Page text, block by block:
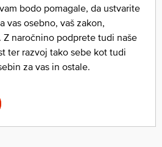
bodo pomagale, da ustvarite
vas osebno, vaš zakon,
Z naročnino podprete tudi naše
ter razvoj tako sebe kot tudi
za vas in ostale.